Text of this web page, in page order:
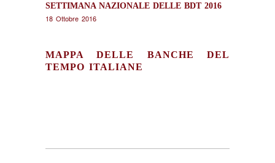
SETTIMANA NAZIONALE DELLE BDT 2016
18 Ottobre 2016
MAPPA DELLE BANCHE DEL
TEMPO ITALIANE